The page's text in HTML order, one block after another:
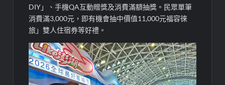
DIY」、手機QA互動贈獎及消費滿額抽獎。民眾單筆
消費滿3,000元，即有機會抽中價值11,000元福容徠
旅」雙人住宿券等好禮。